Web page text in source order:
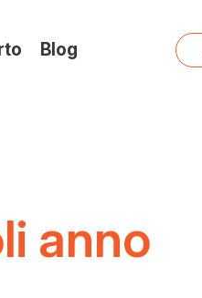
Blog(si
anno